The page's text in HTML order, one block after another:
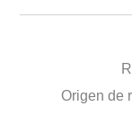
Origen de